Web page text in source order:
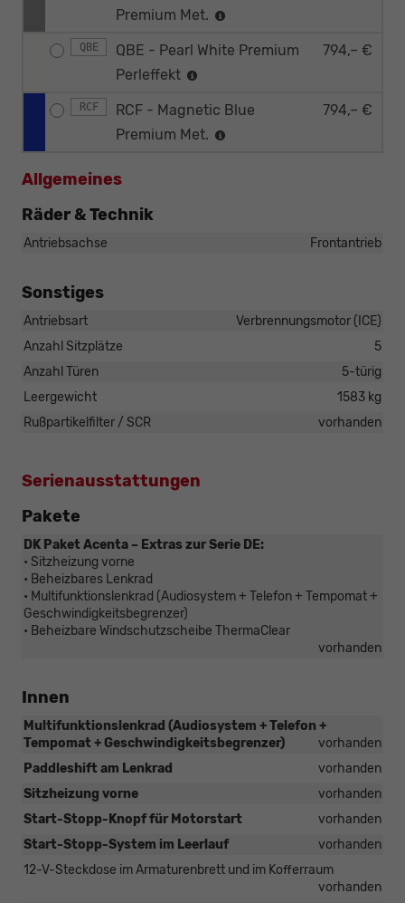
Premium Met.
QBE
QBE - Pearl White Premium
Perleffekt
794,– €
RCF
RCF - Magnetic Blue
Premium Met.
794,– €
Allgemeines
Räder & Technik
Antriebsachse Frontantrieb
Sonstiges
Antriebsart
Verbrennungsmotor (ICE)
Anzahl Sitzplätze
5
Anzahl Türen
5-türig
Leergewicht
1583 kg
Rußpartikelfilter / SCR
vorhanden
Serienausstattungen
Pakete
DK Paket Acenta – Extras zur Serie DE:
• Sitzheizung vorne
• Beheizbares Lenkrad
• Multifunktionslenkrad (Audiosystem + Telefon + Tempomat +
Geschwindigkeitsbegrenzer)
• Beheizbare Windschutzscheibe ThermaClear
vorhanden
Innen
Multifunktionslenkrad (Audiosystem + Telefon +
Tempomat + Geschwindigkeitsbegrenzer)
vorhanden
Paddleshift am Lenkrad
vorhanden
Sitzheizung vorne
vorhanden
Start-Stopp-Knopf für Motorstart
vorhanden
Start-Stopp-System im Leerlauf
vorhanden
12-V-Steckdose im Armaturenbrett und im Kofferraum
vorhanden